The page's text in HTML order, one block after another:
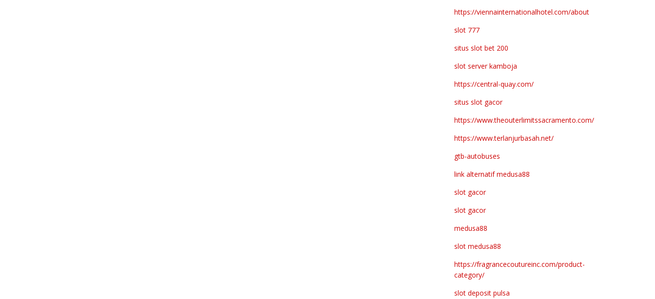
https://viennainternationalhotel.com/about
slot 777
situs slot bet 200
slot server kamboja
https://central-quay.com/
situs slot gacor
https://www.theouterlimitssacramento.com/
https://www.terlanjurbasah.net/
gtb-autobuses
link alternatif medusa88
slot gacor
slot gacor
medusa88
slot medusa88
https://fragrancecoutureinc.com/product-
category/
slot deposit pulsa